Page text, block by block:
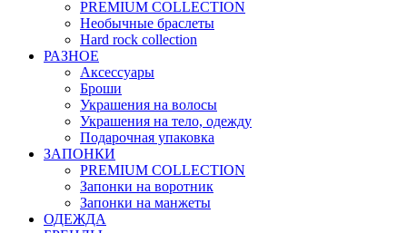
PREMIUM COLLECTION
Необычные браслеты
Hard rock collection
РАЗНОЕ
Аксессуары
Броши
Украшения на волосы
Украшения на тело, одежду
Подарочная упаковка
ЗАПОНКИ
PREMIUM COLLECTION
Запонки на воротник
Запонки на манжеты
ОДЕЖДА